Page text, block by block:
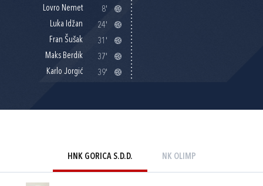
Lovro Nemet
8'
Luka Idžan
24'
Fran Šušak
31'
Maks Berdik
37'
Karlo Jorgić
39'
HNK GORICA S.D.D. NK OLIMP